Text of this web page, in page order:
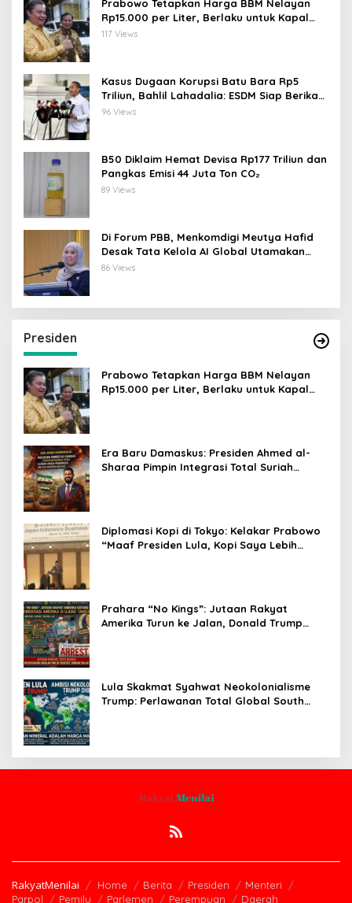
Prabowo Tetapkan Harga BBM Nelayan
Rp15.000 per Liter, Berlaku untuk Kapal
30-200 GT
117 Views
Kasus Dugaan Korupsi Batu Bara Rp5
Triliun, Bahlil Lahadalia: ESDM Siap Berikan
Data
96 Views
B50 Diklaim Hemat Devisa Rp177 Triliun dan
Pangkas Emisi 44 Juta Ton CO₂
89 Views
Di Forum PBB, Menkomdigi Meutya Hafid
Desak Tata Kelola AI Global Utamakan
Perlindungan Anak
86 Views
Presiden
Prabowo Tetapkan Harga BBM Nelayan
Rp15.000 per Liter, Berlaku untuk Kapal
Era Baru Damaskus: Presiden Ahmed al-
Sharaa Pimpin Integrasi Total Suriah
Diplomasi Kopi di Tokyo: Kelakar Prabowo
“Maaf Presiden Lula, Kopi Saya Lebih
Prahara “No Kings”: Jutaan Rakyat
Amerika Turun ke Jalan, Donald Trump
Lula Skakmat Syahwat Neokolonialisme
Trump: Perlawanan Total Global South
RakyatMenilai Home Berita Presiden
Menteri
Parpol
Pemilu Parlemen Perempuan Daerah